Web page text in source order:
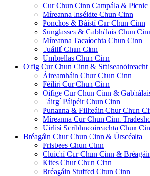
Cur Chun Cinn Campála & Picnic
Míreanna Inséidte Chun Cinn
Ponchos & Báistí Cur Chun Cinn
Sunglasses & Gabhálais Chun
Míreanna Tacaíochta Chun Cinn
Tuáillí Chun Cinn
Umbrellas Chun Cinn
Oifig Cur Chun Cinn & Stáiseanóireacht
Áireamháin Chur Chun Cinn
Féilirí Cur Chun Cinn
Oifige Cur Chun Cinn &
Táirgí Páipéir Chun Cinn
Punanna & Fillteáin Chur Chun
Míreanna Cur Chun Cinn
Uirlisí Scríbhneoireachta Chun
Bréagáin Chur Chun Cinn & Úrscéalta
Frisbees Chun Cinn
Cluichí Cur Chun Cinn &
Kites Chur Chun Cinn
Bréagáin Stuffed Chun Cinn